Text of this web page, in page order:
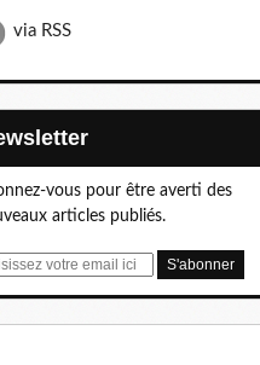
via RSS
vous pour être averti des
articles publiés.